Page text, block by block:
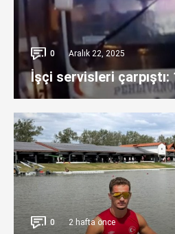
0 Aralık 22, 2025
İşçi servisleri çarpıştı:
0 2 hafta önce